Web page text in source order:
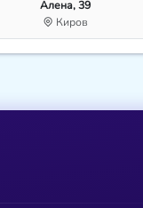
Алена, 39
Киров